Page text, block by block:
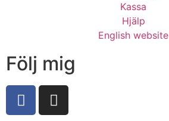
Kassa
Hjälp
English website
Följ mig